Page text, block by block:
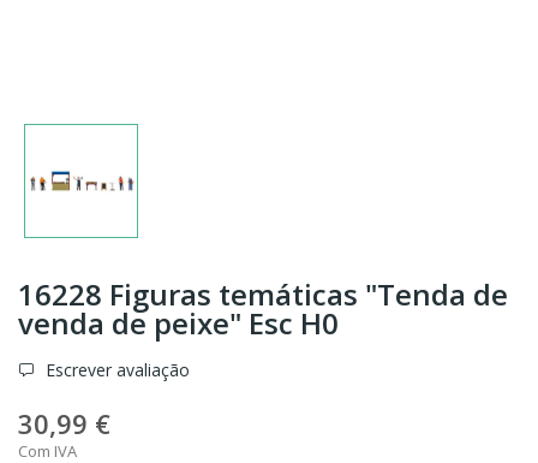
16228 Figuras temáticas "Tenda de
venda de peixe" Esc H0
Escrever avaliação
30,99 €
Com IVA